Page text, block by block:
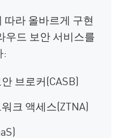
따라 올바르게 구현
우드 보안 서비스를
:
브로커(CASB)
크 액세스(ZTNA)